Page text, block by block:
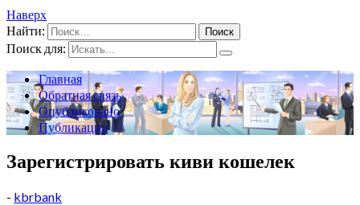
Наверх
Найти:
Поиск для:
Главная
Обратная связь
Опубликовано
Публикации
Зарегистрировать киви кошелек
- kbrbank